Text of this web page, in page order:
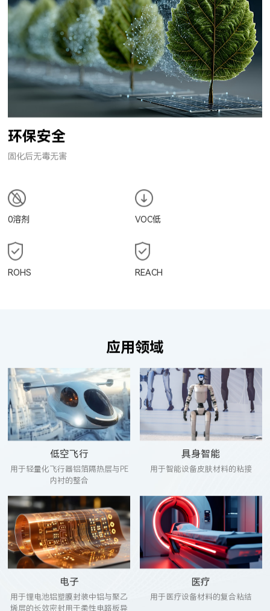
环保安全
固化后无毒无害
0溶剂 VOC低
ROHS REACH
应用领域
低空飞行
用于轻量化飞行器铝箔隔热层与PE
内衬的整合
具身智能
用于智能设备皮肤材料的粘接
电子
用于锂电池铝塑膜封装中铝与聚乙
烯层的长效密封用于柔性电路板异
医疗
用于医疗设备材料的复合粘结